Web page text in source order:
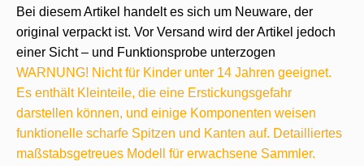
Bei diesem Artikel handelt es sich um Neuware, der
original verpackt ist. Vor Versand wird der Artikel jedoch
einer Sicht – und Funktionsprobe unterzogen
WARNUNG! Nicht für Kinder unter 14 Jahren geeignet.
Es enthält Kleinteile, die eine Erstickungsgefahr
darstellen können, und einige Komponenten weisen
funktionelle scharfe Spitzen und Kanten auf. Detailliertes
maßstabsgetreues Modell für erwachsene Sammler.